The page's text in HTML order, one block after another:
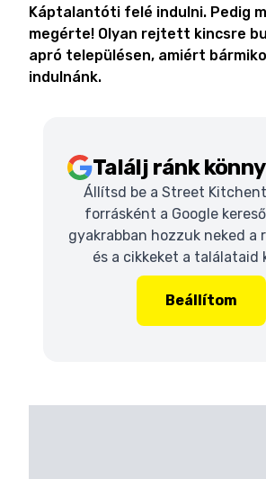
Káptalantóti felé indulni. Pedig
megérte! Olyan rejtett kincsre
apró településen, amiért
indulnánk.
Találj ránk
Állítsd be a Street
forrásként a Google
gyakrabban hozzuk neked a
és a cikkeket a találataid
Beállítom